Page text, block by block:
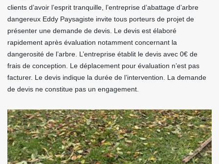
clients d’avoir l’esprit tranquille, l’entreprise d’abattage d’arbre
dangereux Eddy Paysagiste invite tous porteurs de projet de
présenter une demande de devis. Le devis est élaboré
rapidement après évaluation notamment concernant la
dangerosité de l’arbre. L’entreprise établit le devis avec 0€ de
frais de conception. Le déplacement pour évaluation n’est pas
facturer. Le devis indique la durée de l’intervention. La demande
de devis ne constitue pas un engagement.